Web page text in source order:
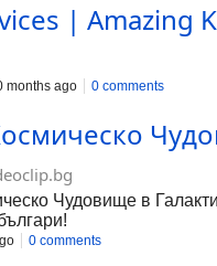
| Amazing
months ago 0 comments
Чудовище в
0 comments